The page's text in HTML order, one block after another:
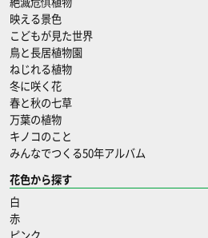
映える景色
こどもが見た世界
鳥と長居植物園
ねじれる植物
冬に咲く花
春と秋の七草
万葉の植物
キノコのこと
みんなでつくる50年アルバム
花色から探す
白
赤